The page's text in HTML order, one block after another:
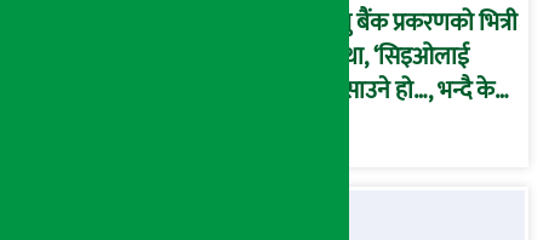
प्रभु बैंक प्रकरणको भित्री
कथा, ‘सिइओलाई
फसाउने हो…, भन्दै के